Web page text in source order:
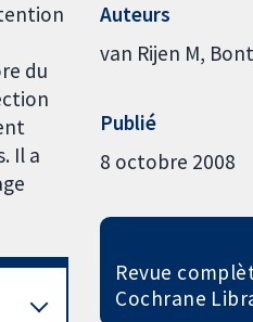
du
Il a
Auteurs
van Rijen M
Publié
8 octobre 2008
Revue
Cochrane